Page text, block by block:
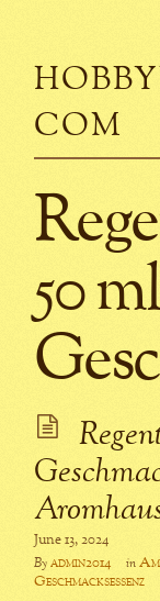
com
50 ml
June 13, 2024
Byadmin2014 in
Geschmacksessenz